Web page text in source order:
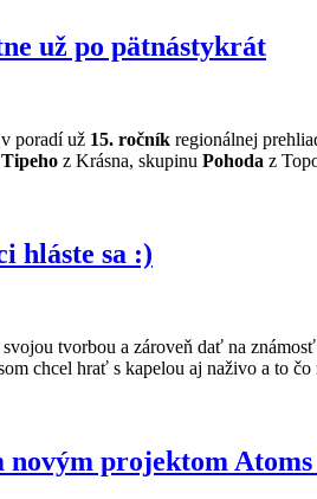
už po pätnástykrát
v poradí už 15. ročník regionálnej
Tipeho z Krásna, skupinu Pohoda z
hláste sa :)
tvorbou a zároveň dať na
chcel hrať s kapelou aj naživo a to
projektom Atoms